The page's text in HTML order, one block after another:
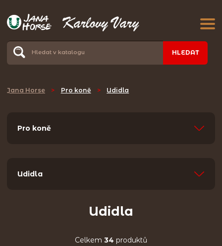
HLEDAT
Jana Horse > Pro koně > Udidla
Pro koně
Udidla
Udidla
Celkem 34 produktů